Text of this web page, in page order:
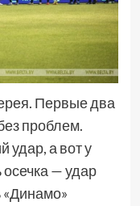
Первые два
проблем.
удар, а вот у
— удар